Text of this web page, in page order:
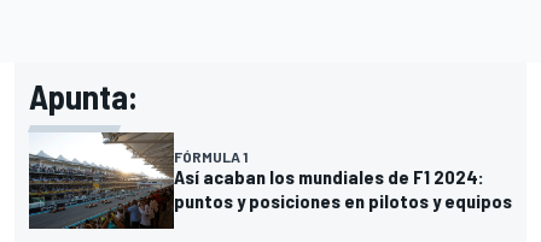
Apunta:
FÓRMULA 1
Así acaban los mundiales de F1 2024:
puntos y posiciones en pilotos y equipos